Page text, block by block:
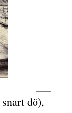
dö),